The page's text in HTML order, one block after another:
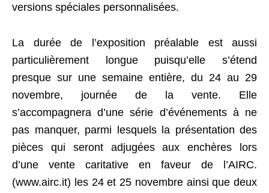
versions spéciales personnalisées.
La durée de l’exposition préalable est aussi
particulièrement longue puisqu’elle s’étend
presque sur une semaine entière, du 24 au 29
novembre, journée de la vente. Elle
s’accompagnera d’une série d’événements à ne
pas manquer, parmi lesquels la présentation des
pièces qui seront adjugées aux enchères lors
d’une vente caritative en faveur de l’AIRC.
(www.airc.it) les 24 et 25 novembre ainsi que deux